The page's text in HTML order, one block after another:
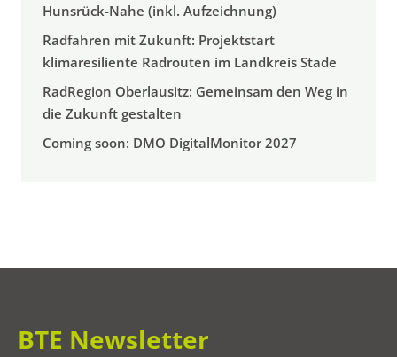
Hunsrück-Nahe (inkl. Aufzeichnung)
Radfahren mit Zukunft: Projektstart
klimaresiliente Radrouten im Landkreis Stade
RadRegion Oberlausitz: Gemeinsam den Weg in
die Zukunft gestalten
Coming soon: DMO DigitalMonitor 2027
BTE Newsletter